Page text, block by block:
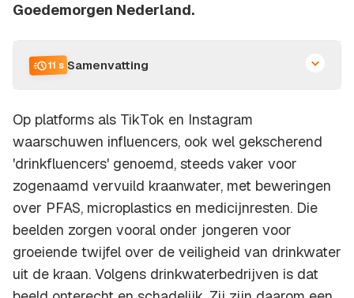
Goedemorgen Nederland.
11 s Samenvatting
Op platforms als TikTok en Instagram
waarschuwen influencers, ook wel gekscherend
'drinkfluencers' genoemd, steeds vaker voor
zogenaamd vervuild kraanwater, met beweringen
over PFAS, microplastics en medicijnresten. Die
beelden zorgen vooral onder jongeren voor
groeiende twijfel over de veiligheid van drinkwater
uit de kraan. Volgens drinkwaterbedrijven is dat